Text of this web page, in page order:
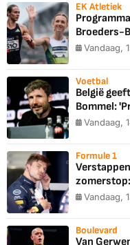
EK Atletiek
Broeders-
Vandaag,
Voetbal
België
Bommel:
Vandaag,
Formule 1
Vandaag,
Boulevard
Van